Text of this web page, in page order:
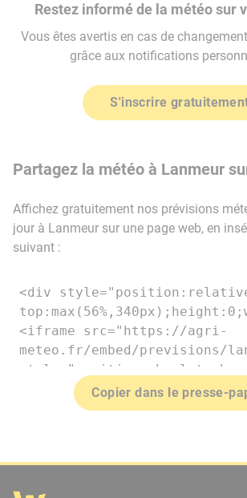
Restez informé de la météo sur
Vous êtes avertis en cas de
grâce aux notifications
S'inscrire
Partagez la météo à Lanmeur
Affichez gratuitement nos prévisions
jour à Lanmeur sur une page web, en
suivant :
Copier dans le presse-